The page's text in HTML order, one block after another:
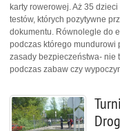
karty rowerowej. Aż 35 dzieci
testów, których pozytywne
dokumentu. Równolegle do
podczas którego mundurowi
zasady bezpieczeństwa- nie
podczas zabaw czy